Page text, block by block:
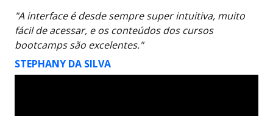
"A interface é desde sempre super intuitiva, muito
fácil de acessar, e os conteúdos dos cursos
bootcamps são excelentes."
STEPHANY DA SILVA